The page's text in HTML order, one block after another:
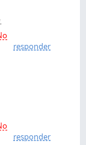
responder
responder